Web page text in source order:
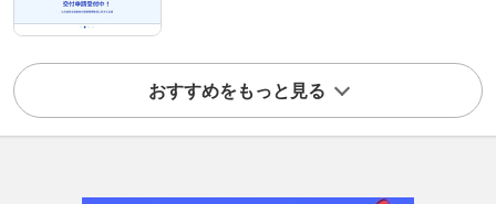
おすすめをもっと見る